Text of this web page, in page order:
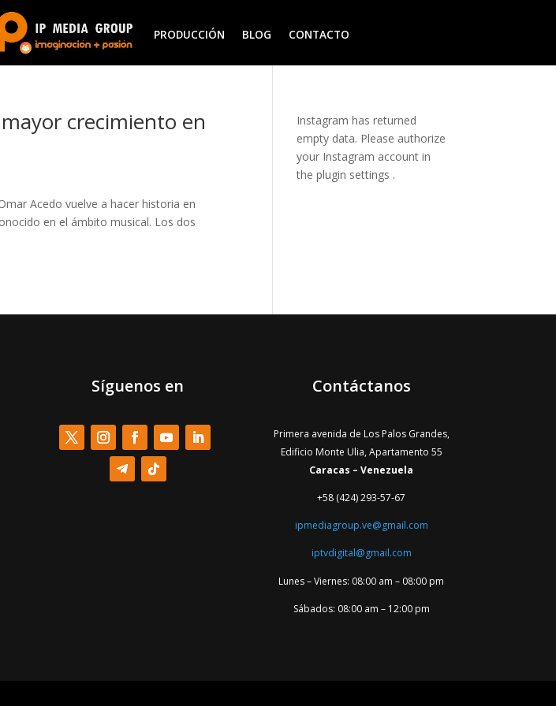
PRODUCCIÓN BLOG CONTACTO
crecimiento en
Acedo vuelve a hacer historia en
en el ámbito musical. Los dos
Instagram has returned
empty data. Please authorize
your Instagram account in
theplugin settings .
Síguenos en Contáctanos
Primera avenida de Los Palos Grandes,
Edificio Monte Ulia, Apartamento 55
Caracas – Venezuela
+58 (424) 293-57-67
ipmediagroup.ve@gmail.com
iptvdigital@gmail.com
Lunes – Viernes: 08:00 am – 08:00 pm
Sábados: 08:00 am – 12:00 pm